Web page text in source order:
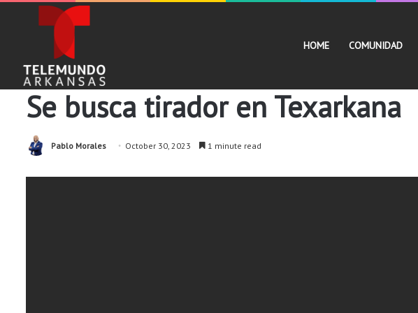
HOME COMUNIDAD
Noticias
Se busca tirador en Texarkana
Pablo Morales October 30, 2023 1 minute read